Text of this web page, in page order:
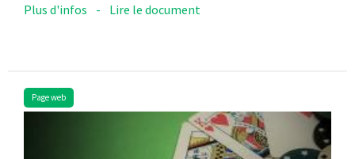
Plus d'infos - Lire le document
Page web